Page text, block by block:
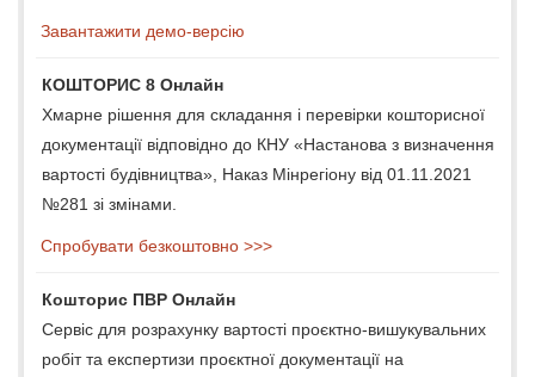
Завантажити демо-версію
КОШТОРИС 8 Онлайн
Хмарне рішення для складання і перевірки кошторисної
документації відповідно до КНУ «Настанова з визначення
вартості будівництва», Наказ Мінрегіону від 01.11.2021
№281 зі змінами.
Спробувати безкоштовно >>>
Кошторис ПВР Онлайн
Сервіс для розрахунку вартості проєктно-вишукувальних
робіт та експертизи проєктної документації на